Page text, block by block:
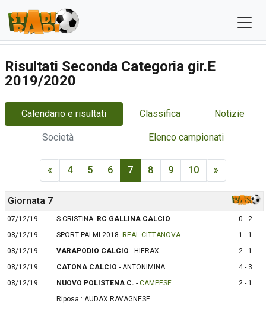
Risultati Seconda Categoria gir.E
2019/2020
Calendario e risultati Classifica Notizie
Società Elenco campionati
« 4 5 6 7 8 9 10 »
Giornata 7
07/12/19 S.CRISTINA- RC GALLINA CALCIO
0 - 2
08/12/19
SPORT PALMI 2018- REAL CITTANOVA
1 - 1
08/12/19
VARAPODIO CALCIO - HIERAX
2 - 1
08/12/19
CATONA CALCIO - ANTONIMINA
4 - 3
08/12/19
NUOVO POLISTENA C. - CAMPESE
2 - 1
Riposa : AUDAX RAVAGNESE